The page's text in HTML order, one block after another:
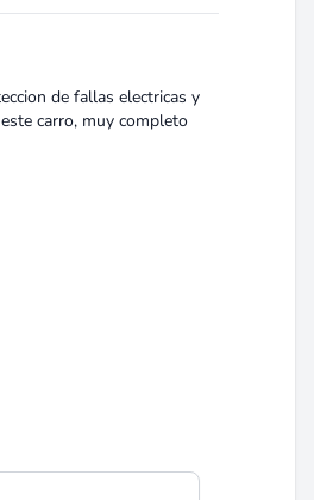
de fallas electricas y
carro, muy completo